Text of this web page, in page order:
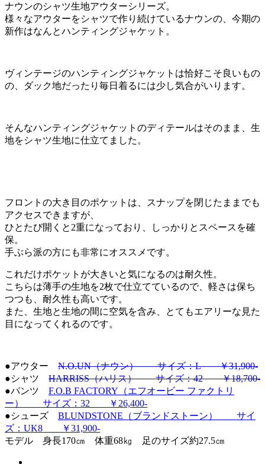
ナウンのシャツ生地アウターシリーズ。
様々なアウターをシャツで作り続けているナウンの、今期の
新作はなんとハンティングジャケット。
ヴィンテージのハンティングジャケットは恰好こそ良いもの
の、ダック地だったり毎日着るには少し気合がいります。
そんなハンティングジャケットのディテールはそのまま、生
地をシャツ生地に仕立てました。
フロントの大き目のポケットは、スナップを閉じたままでも
アクセスできますが、
ひとたび開くと2重になっており、しっかりとスペースを確
保。
手ぶら派の方にも非常にオススメです。
これだけポケットが大きいと気になるのは耐久性。
こちらは薄手の生地を2枚で仕立てているので、軽さは保ち
つつも、耐久性も高いです。
また、生地と生地の間に空気を含み、とてもエアリーな見た
目になってくれるのです。
●アウター N.O.UN（ナウン） サイズ：L ￥31,900-
●シャツ HARRISS（ハリス） サイズ：42 ￥18,700-
●パンツ F.O.B FACTORY（エフオービー ファクトリ
ー） サイズ：32 ￥26,400-
●シューズ BLUNDSTONE（ブランドストーン） サイ
ズ：UK8 ￥31,900-
モデル 身長170㎝ 体重68㎏ 足のサイズ約27.5㎝